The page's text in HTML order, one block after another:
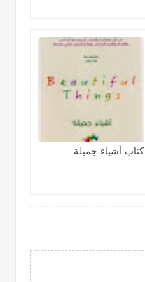
كتاب أشياء جميلة